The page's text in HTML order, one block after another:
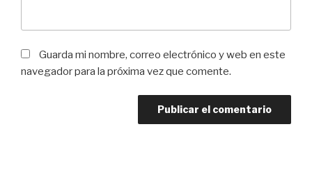
Guarda mi nombre, correo electrónico y web en este
navegador para la próxima vez que comente.